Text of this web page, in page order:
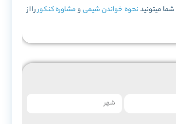
میتونیدنحوه خواندن شیمیومشاوره کنکوررا از